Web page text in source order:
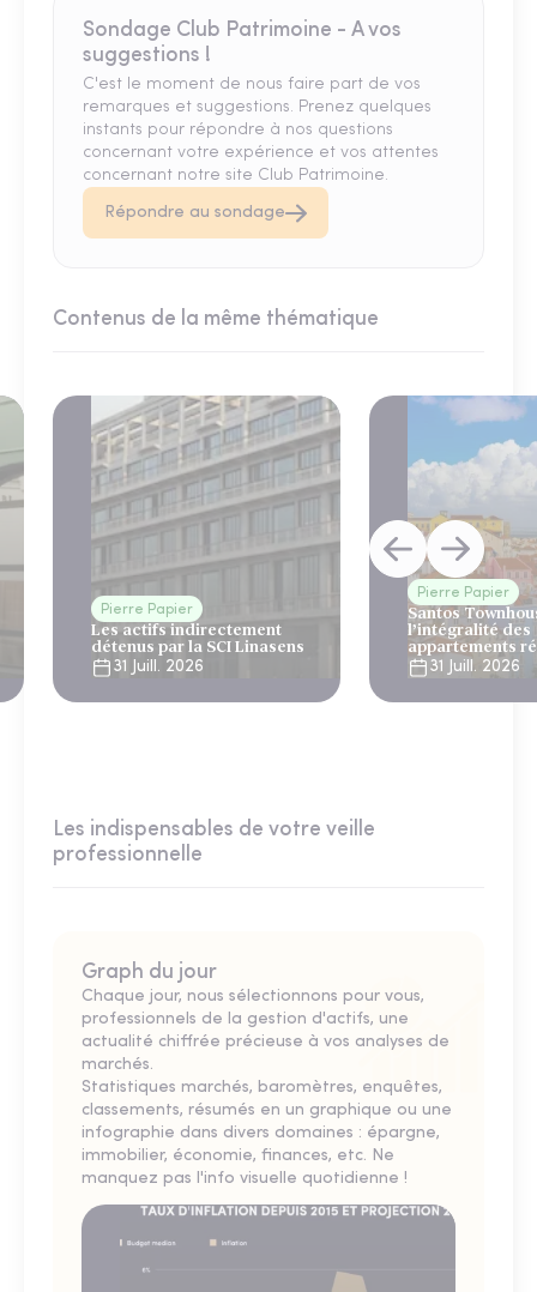
Sondage Club Patrimoine - A vos
suggestions !
C'est le moment de nous faire part de vos
remarques et suggestions. Prenez quelques
instants pour répondre à nos questions
concernant votre expérience et vos attentes
concernant notre site Club Patrimoine.
Répondre au sondage
Contenus de la même thématique
Pierre Papier
Les actifs indirectement
détenus par la SCI Linasens
31 Juill. 2026
Pierre Papier
Santos
l’intégralité des
appartements
Lisbonne
31 Juill. 2026
Les indispensables de votre veille
professionnelle
Graph du jour
Chaque jour, nous sélectionnons pour vous,
professionnels de la gestion d'actifs, une
actualité chiffrée précieuse à vos analyses de
marchés.
Statistiques marchés, baromètres, enquêtes,
classements, résumés en un graphique ou une
infographie dans divers domaines : épargne,
immobilier, économie, finances, etc. Ne
manquez pas l'info visuelle quotidienne !